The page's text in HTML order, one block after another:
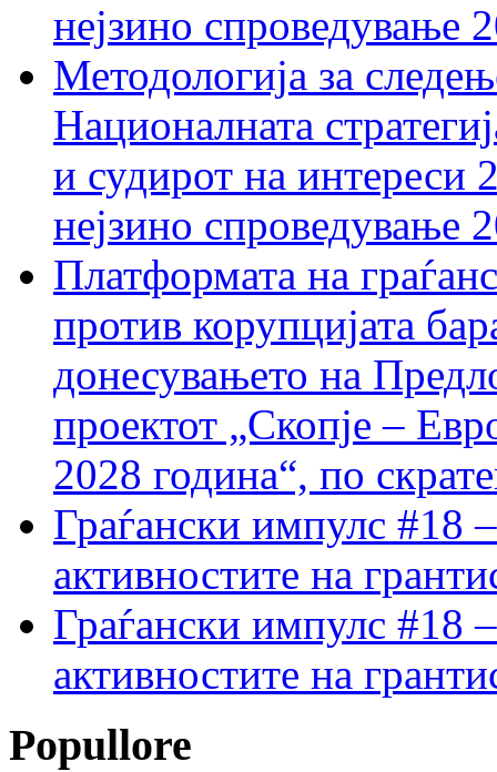
нејзино спроведување
Методологија за
Националната
и судирот на интереси
нејзино спроведување
Платформата на
против корупцијата
донесувањето на
проектот „Скопје –
2028 година“, по
Граѓански импулс #18
активностите на
Граѓански импулс #18
активностите на
Popullore